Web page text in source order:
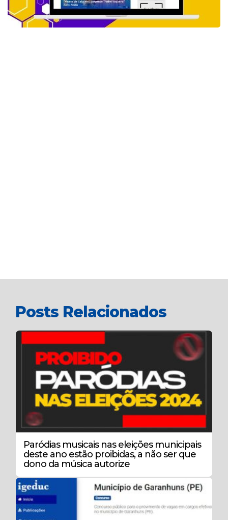
Posts Relacionados
Paródias musicais nas eleições municipais
deste ano estão proibidas, a não ser que
dono da música autorize